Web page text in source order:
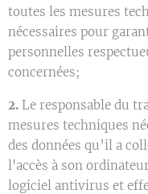
toutes les mesures
nécessaires pour
personnelles
concernées;
2. Le responsable du
mesures techniques
des données qu’il a
l'accès à son
logiciel antivirus et